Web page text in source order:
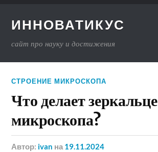
ИННОВАТИКУС
сайт про науку и достижения
СТРОЕНИЕ МИКРОСКОПА
Что делает
микроскопа?
Автор: ivan на 19.11.2024